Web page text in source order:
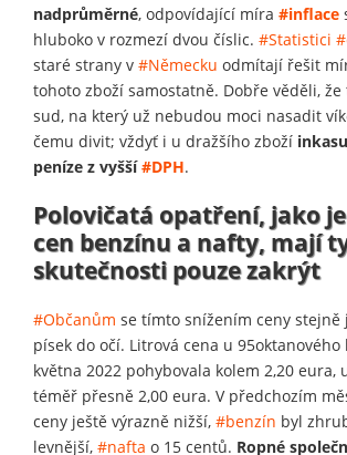
nadprůměrné, odpovídající míra #inflace
hluboko v rozmezí dvou číslic. #Statistici
staré strany v #Německu odmítají řešit
tohoto zboží samostatně. Dobře věděli,
sud, na který už nebudou moci nasadit
čemu divit; vždyť i u dražšího zboží
peníze z vyšší#DPH.
Polovičatá opatření, jako
cen benzínu a nafty, mají
skutečnosti pouze zakrýt
#Občanům se tímto snížením ceny stejně
písek do očí. Litrová cena u 95oktanového
května 2022 pohybovala kolem 2,20 eura,
téměř přesně 2,00 eura. V předchozím
ceny ještě výrazně nižší, #benzín byl
levnější, #nafta o 15 centů. Ropné